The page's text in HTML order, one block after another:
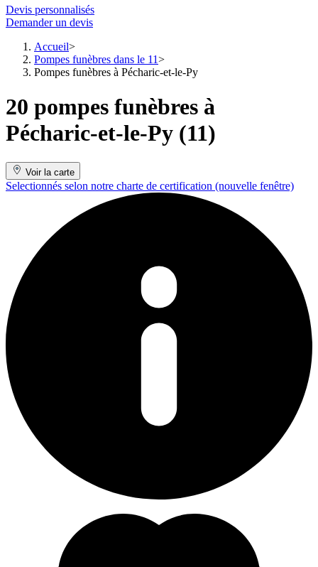
Devis personnalisés
Demander un devis
Accueil
Pompes funèbres dans le 11
Pompes funèbres à Pécharic-et-le-Py
20 pompes funèbres à
Pécharic-et-le-Py (11)
Voir la carte
Selectionnés selon notre charte de certification (nouvelle fenêtre)